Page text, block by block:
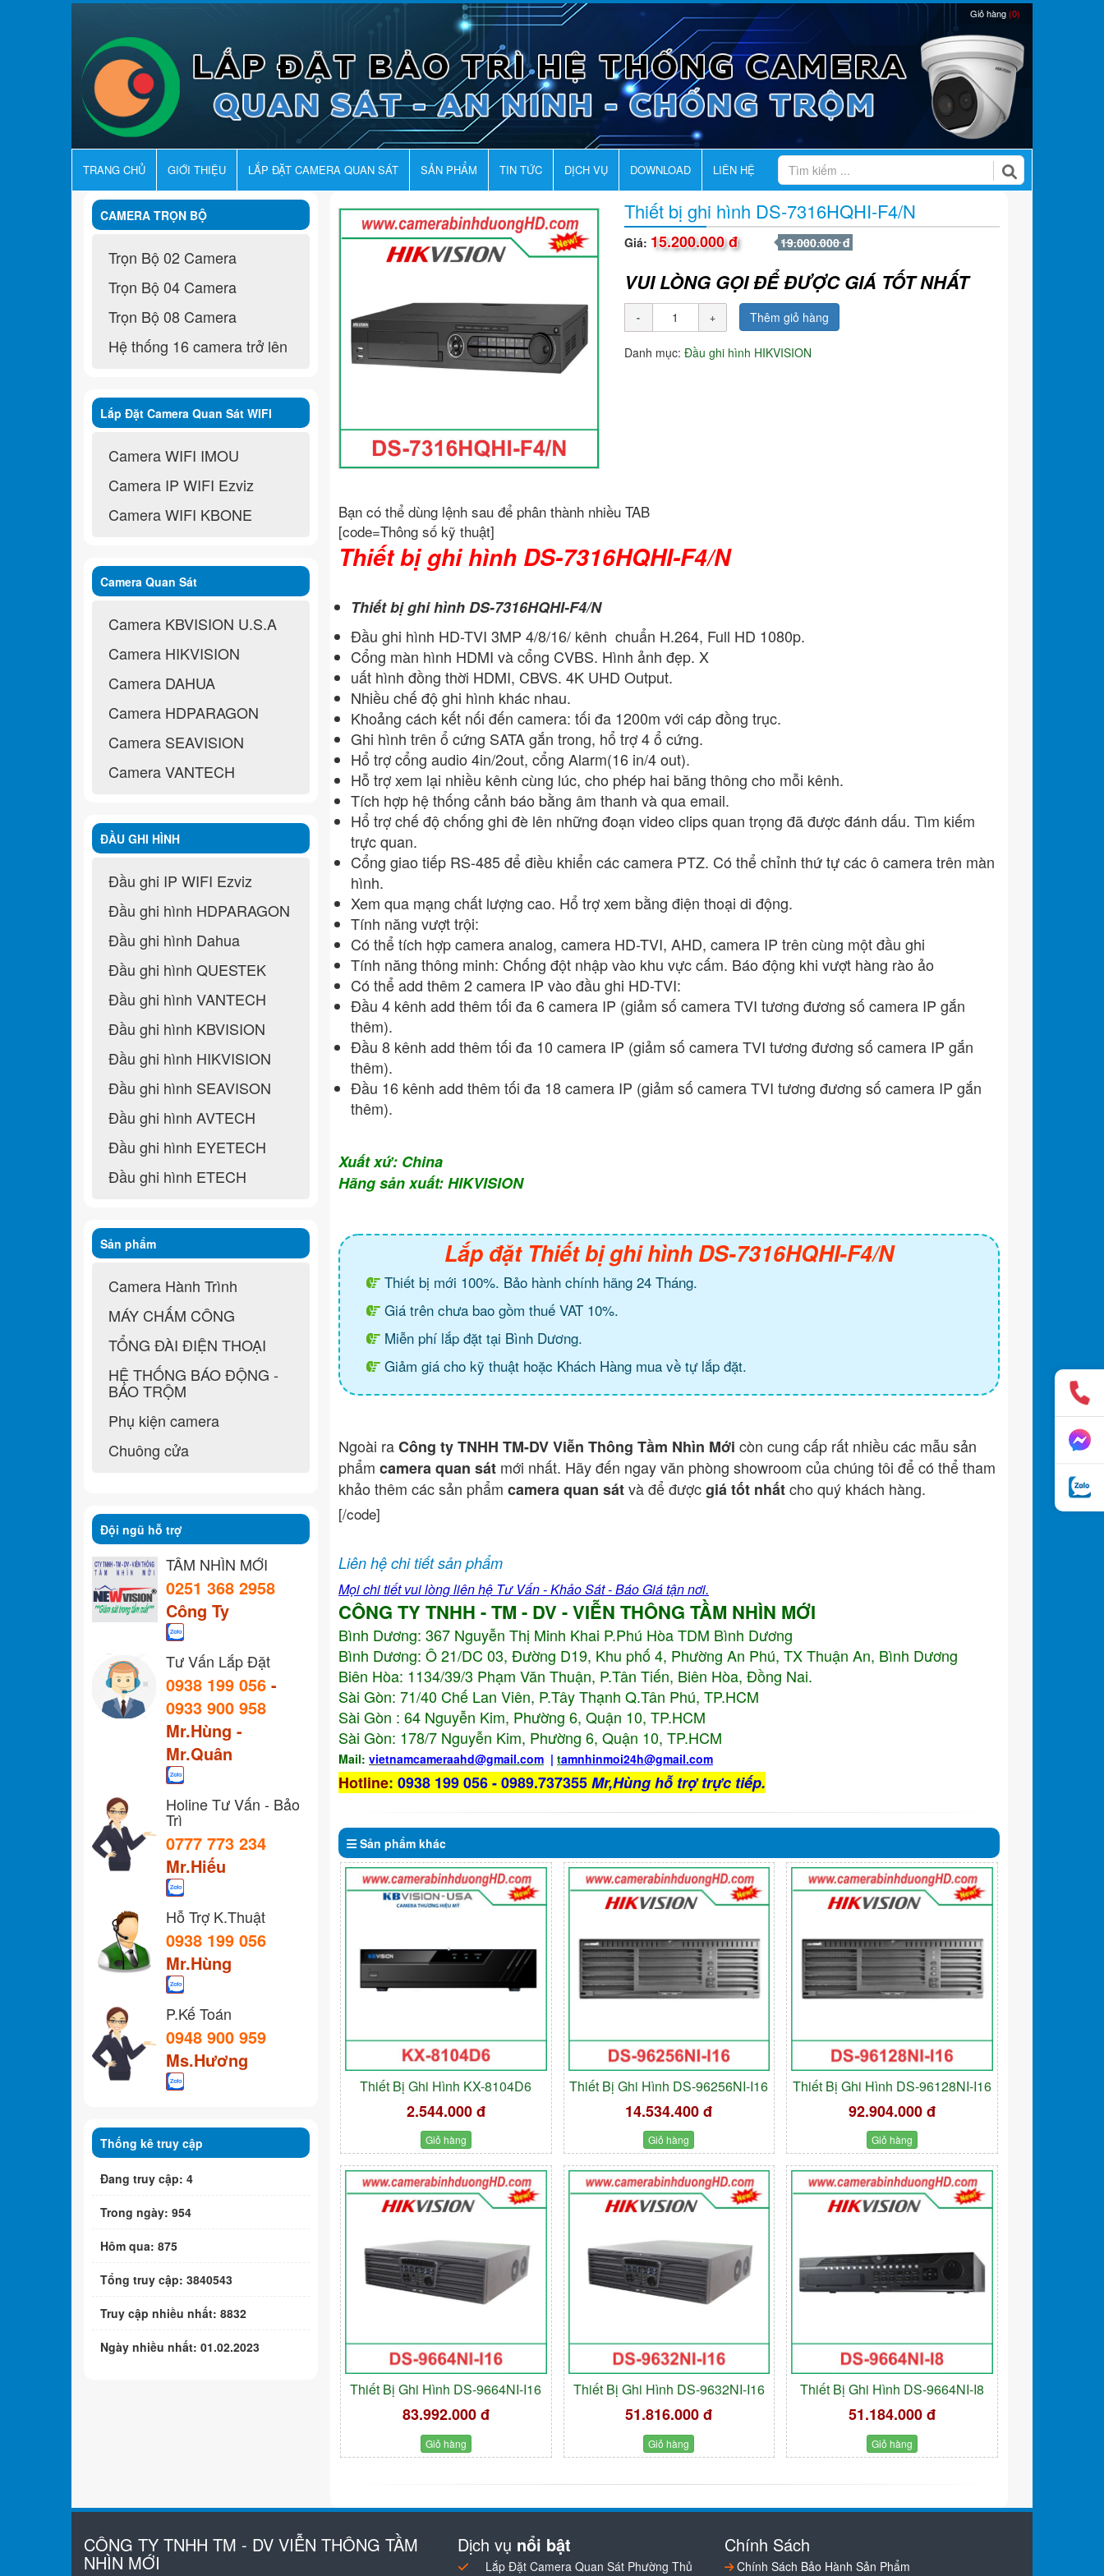
Giỏ hàng(0)
TRANG CHỦ GIỚI THIỆU LẮP ĐẶT CAMERA QUAN SÁT SẢN PHẨM TIN TỨC DỊCH VỤ DOWNLOAD LIÊN HỆ
Thiết bị ghi hình DS-7316HQHI-F4/N
Giá: 15.200.000 đ 19.000.000 đ
VUI LÒNG GỌI ĐỂ ĐƯỢC GIÁ TỐT NHẤT
Thêm giỏ hàng
Danh mục: Đầu ghi hình HIKVISION
Bạn có thể dùng lệnh sau để phân thành nhiều TAB
[code=Thông số kỹ thuật]
Thiết bị ghi hình DS-7316HQHI-F4/N
Thiết bị ghi hình DS-7316HQHI-F4/N
Đầu ghi hình HD-TVI 3MP 4/8/16/ kênh chuẩn H.264, Full HD 1080p.
Cổng màn hình HDMI và cổng CVBS. Hình ảnh đẹp. X
uất hình đồng thời HDMI, CBVS. 4K UHD Output.
Nhiều chế độ ghi hình khác nhau.
Khoảng cách kết nối đến camera: tối đa 1200m với cáp đồng trục.
Ghi hình trên ổ cứng SATA gắn trong, hổ trợ 4 ổ cứng.
Hổ trợ cổng audio 4in/2out, cổng Alarm(16 in/4 out).
Hỗ trợ xem lại nhiều kênh cùng lúc, cho phép hai băng thông cho mỗi kênh.
Tích hợp hệ thống cảnh báo bằng âm thanh và qua email.
Hổ trợ chế độ chống ghi đè lên những đoạn video clips quan trọng đã được đánh dấu. Tìm kiếm
trực quan.
Cổng giao tiếp RS-485 để điều khiển các camera PTZ. Có thể chỉnh thứ tự các ô camera trên màn
hình.
Xem qua mạng chất lượng cao. Hổ trợ xem bằng điện thoại di động.
Tính năng vượt trội:
Có thể tích hợp camera analog, camera HD-TVI, AHD, camera IP trên cùng một đầu ghi
Tính năng thông minh: Chống đột nhập vào khu vực cấm. Báo động khi vượt hàng rào ảo
Có thể add thêm 2 camera IP vào đầu ghi HD-TVI:
Đầu 4 kênh add thêm tối đa 6 camera IP (giảm số camera TVI tương đương số camera IP gắn
thêm).
Đầu 8 kênh add thêm tối đa 10 camera IP (giảm số camera TVI tương đương số camera IP gắn
thêm).
Đầu 16 kênh add thêm tối đa 18 camera IP (giảm số camera TVI tương đương số camera IP gắn
thêm).
Xuất xứ: China
Hãng sản xuất: HIKVISION
Lắp đặt Thiết bị ghi hình DS-7316HQHI-F4/N
Thiết bị mới 100%. Bảo hành chính hãng 24 Tháng.
Giá trên chưa bao gồm thuế VAT 10%.
Miễn phí lắp đặt tại Bình Dương.
Giảm giá cho kỹ thuật hoặc Khách Hàng mua về tự lắp đặt.
Ngoài raCông ty TNHH TM-DV Viễn Thông Tầm Nhìn Mới còn cung cấp rất nhiều các mẫu sản
phẩm camera quan sát mới nhất. Hãy đến ngay văn phòng showroom của chúng tôi để có thể tham
khảo thêm các sản phẩm camera quan sátvà để đượcgiá tốt nhấtcho quý khách hàng.
[/code]
Liên hệ chi tiết sản phẩm
Mọi chi tiết vui lòng liên hệ Tư Vấn - Khảo Sát - Báo Giá tận nơi.
CÔNG TY TNHH - TM - DV - VIỄN THÔNG TẦM NHÌN MỚI
Bình Dương: 367 Nguyễn Thị Minh Khai P.Phú Hòa TDM Bình Dương
Bình Dương: Ô 21/DC 03, Đường D19, Khu phố 4, Phường An Phú, TX Thuận An, Bình Dương
Biên Hòa: 1134/39/3 Phạm Văn Thuận, P.Tân Tiến, Biên Hòa, Đồng Nai.
Sài Gòn: 71/40 Chế Lan Viên, P.Tây Thạnh Q.Tân Phú, TP.HCM
Sài Gòn : 64 Nguyễn Kim, Phường 6, Quận 10, TP.HCM
Sài Gòn: 178/7 Nguyễn Kim, Phường 6, Quận 10, TP.HCM
Mail: vietnamcameraahd@gmail.com | tamnhinmoi24h@gmail.com
Hotline: 0938 199 056 - 0989.737355Mr,Hùng hỗ trợ trực tiếp.
Sản phẩm khác
Thiết Bị Ghi Hình KX-8104D6
2.544.000 đ
Giỏ hàng
Thiết Bị Ghi Hình DS-96256NI-I16
14.534.400 đ
Giỏ hàng
Thiết Bị Ghi Hình DS-96128NI-I16
92.904.000 đ
Giỏ hàng
Thiết Bị Ghi Hình DS-9664NI-I16
83.992.000 đ
Giỏ hàng
Thiết Bị Ghi Hình DS-9632NI-I16
51.816.000 đ
Giỏ hàng
Thiết Bị Ghi Hình DS-9664NI-I8
51.184.000 đ
Giỏ hàng
CAMERA TRỌN BỘ
Trọn Bộ 02 Camera
Trọn Bộ 04 Camera
Trọn Bộ 08 Camera
Hệ thống 16 camera trở lên
Lắp Đặt Camera Quan Sát WIFI
Không Dây
Camera WIFI IMOU
Camera IP WIFI Ezviz
Camera WIFI KBONE
Camera Quan Sát
Camera KBVISION U.S.A
Camera HIKVISION
Camera DAHUA
Camera HDPARAGON
Camera SEAVISION
Camera VANTECH
ĐẦU GHI HÌNH
Đầu ghi IP WIFI Ezviz
Đầu ghi hình HDPARAGON
Đầu ghi hình Dahua
Đầu ghi hình QUESTEK
Đầu ghi hình VANTECH
Đầu ghi hình KBVISION
Đầu ghi hình HIKVISION
Đầu ghi hình SEAVISON
Đầu ghi hình AVTECH
Đầu ghi hình EYETECH
Đầu ghi hình ETECH
Sản phẩm
Camera Hành Trình
MÁY CHẤM CÔNG
TỔNG ĐÀI ĐIỆN THOẠI
HỆ THỐNG BÁO ĐỘNG -
BÁO TRỘM
Phụ kiện camera
Chuông cửa
Đội ngũ hỗ trợ
TẦM NHÌN MỚI
0251 368 2958
Công Ty
Tư Vấn Lắp Đặt
0938 199 056 -
0933 900 958
Mr.Hùng -
Mr.Quân
Holine Tư Vấn - Bảo
Trì
0777 773 234
Mr.Hiếu
Hỗ Trợ K.Thuật
0938 199 056
Mr.Hùng
P.Kế Toán
0948 900 959
Ms.Hương
Thống kê truy cập
Đang truy cập: 4
Trong ngày: 954
Hôm qua: 875
Tổng truy cập: 3840543
Truy cập nhiều nhất: 8832
Ngày nhiều nhất: 01.02.2023
CÔNG TY TNHH TM - DV VIỄN THÔNG TẦM
NHÌN MỚI
Dịch vụ nổi bật
Lắp Đặt Camera Quan Sát Phường Thủ
Chính Sách
Chính Sách Bảo Hành Sản Phẩm